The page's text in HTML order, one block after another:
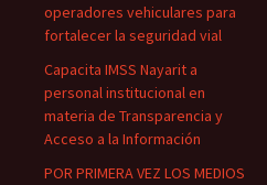
operadores vehiculares para
fortalecer la seguridad vial
Capacita IMSS Nayarit a
personal institucional en
materia de Transparencia y
Acceso a la Información
POR PRIMERA VEZ LOS MEDIOS